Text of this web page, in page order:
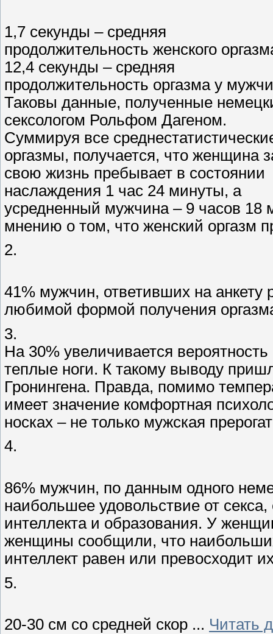
1,7 секунды – средняя
продолжительность женского
12,4 секунды – средняя
продолжительность оргазма у
Таковы данные, полученные
сексологом Рольфом Дагеном.
Суммируя все
оргазмы, получается, что женщина
свою жизнь пребывает в состоянии
наслаждения 1 час 24 минуты, а
усредненный мужчина – 9 часов 18
мнению о том, что женский оргазм
2.
41% мужчин, ответивших на анкету
любимой формой получения
3.
На 30% увеличивается
теплые ноги. К такому выводу
Гронингена. Правда, помимо
имеет значение комфортная
носках – не только мужская
4.
86% мужчин, по данным одного
наибольшее удовольствие от
интеллекта и образования. У
женщины сообщили, что
интеллект равен или превосходит
5.
20-30 см со средней скор ... Читать